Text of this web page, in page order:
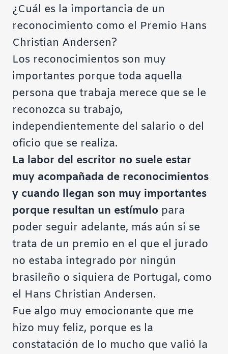
¿Cuál es la importancia de un
reconocimiento como el Premio Hans
Christian Andersen?
Los reconocimientos son muy
importantes porque toda aquella
persona que trabaja merece que se le
reconozca su trabajo,
independientemente del salario o del
oficio que se realiza.
La labor del escritor no suele estar
muy acompañada de reconocimientos
y cuando llegan son muy importantes
porque resultan un estímulo para
poder seguir adelante, más aún si se
trata de un premio en el que el jurado
no estaba integrado por ningún
brasileño o siquiera de Portugal, como
el Hans Christian Andersen.
Fue algo muy emocionante que me
hizo muy feliz, porque es la
constatación de lo mucho que valió la